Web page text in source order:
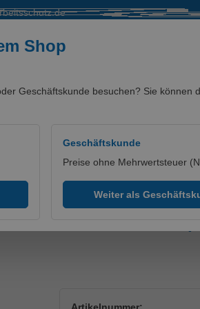
Shop
Geschäftskunde besuchen? Sie können
Geschäftskunde
Preise ohne Mehrwertsteuer
Weiter als
Grau,